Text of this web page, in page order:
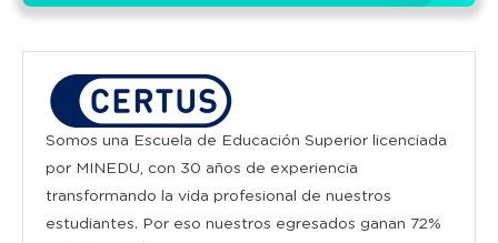
Somos una Escuela de Educación Superior licenciada
por MINEDU, con 30 años de experiencia
transformando la vida profesional de nuestros
estudiantes. Por eso nuestros egresados ganan 72%